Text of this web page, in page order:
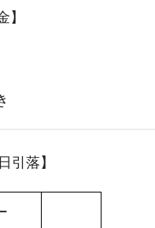
】
引落】